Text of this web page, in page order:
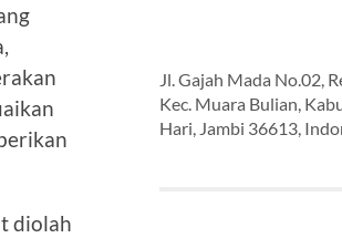
diolah
Jl. Gajah Mada No.02,
Kec. Muara Bulian,
Hari, Jambi 36613,